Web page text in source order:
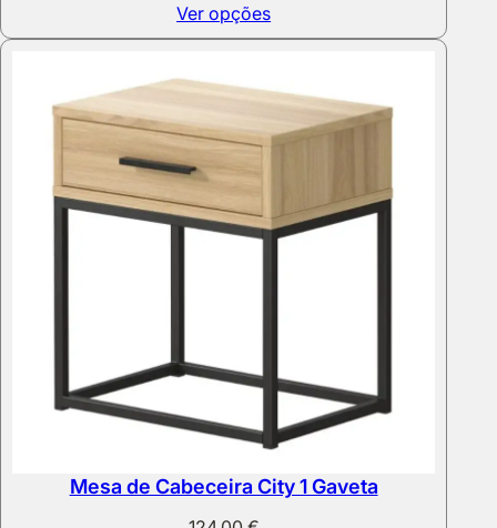
111,00 €
124,00 €
Ver opções
Mesa de Cabeceira City 1 Gaveta